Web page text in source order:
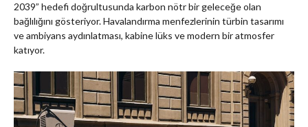
2039” hedefi doğrultusunda karbon nötr bir geleceğe olan
bağlılığını gösteriyor. Havalandırma menfezlerinin türbin tasarımı
ve ambiyans aydınlatması, kabine lüks ve modern bir atmosfer
katıyor.